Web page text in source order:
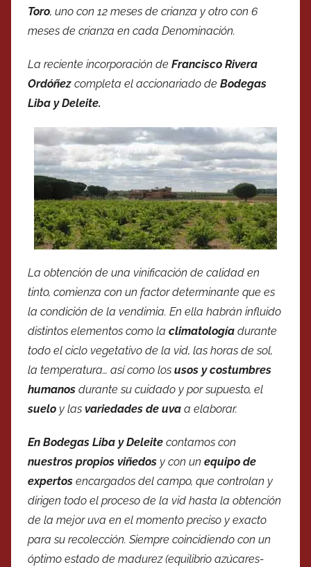
Toro, uno con 12 meses de crianza y otro con 6
meses de crianza en cada Denominación.
La reciente incorporación de Francisco Rivera
Ordóñez completa el accionariado de Bodegas
Liba y Deleite.
La obtención de una vinificación de calidad en
tinto, comienza con un factor determinante que es
la condición de la vendimia. En ella habrán influido
distintos elementos como la climatología durante
todo el ciclo vegetativo de la vid, las horas de sol,
la temperatura… así como los usos y costumbres
humanos durante su cuidado y por supuesto, el
suelo y las variedades de uva a elaborar.
En Bodegas Liba y Deleite contamos con
nuestros propios viñedos y con un equipo de
expertos encargados del campo, que controlan y
dirigen todo el proceso de la vid hasta la obtención
de la mejor uva en el momento preciso y exacto
para su recolección. Siempre coincidiendo con un
óptimo estado de madurez (equilibrio azúcares-